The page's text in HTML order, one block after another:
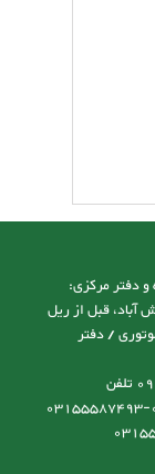
و دفتر مرکزی:
جاده نوش آباد، قبل از ریل
/ دفتر
مدیرعامل:09131617066 تلفن
کارخانه:03155587492-03155587493